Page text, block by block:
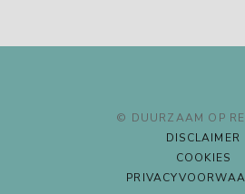
© DUURZAAM OP
DISCLAIMER
COOKIES